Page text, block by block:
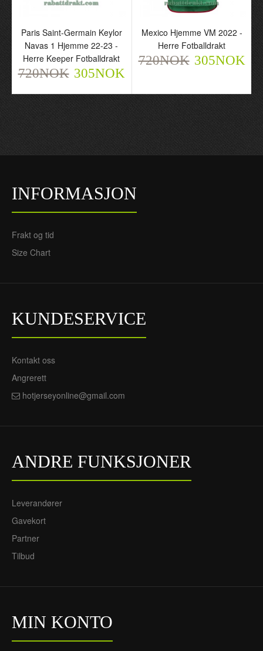
Paris Saint-Germain Keylor
Navas 1 Hjemme 22-23 -
Herre Keeper Fotballdrakt
720NOK 305NOK
Mexico Hjemme VM 2022 -
Herre Fotballdrakt
720NOK 305NOK
INFORMASJON
Frakt og tid
Size Chart
KUNDESERVICE
Kontakt oss
Angrerett
hotjerseyonline@gmail.com
ANDRE FUNKSJONER
Leverandører
Gavekort
Partner
Tilbud
MIN KONTO